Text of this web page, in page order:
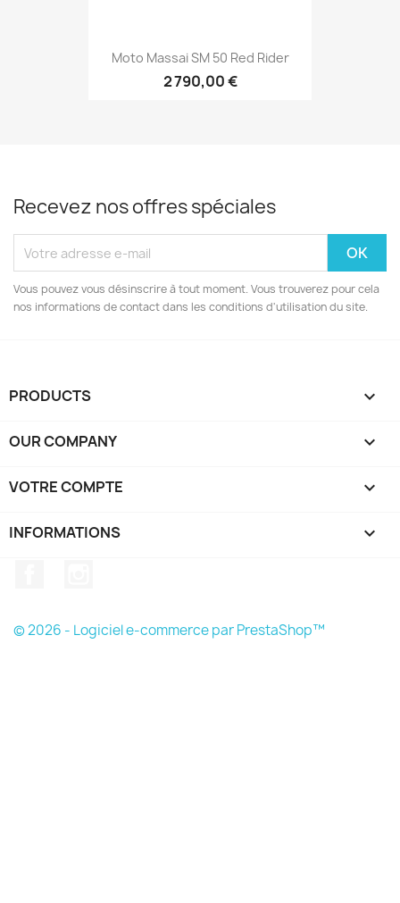
Moto Massai SM 50 Red Rider
2 790,00 €
Recevez nos offres spéciales
Vous pouvez vous désinscrire à tout moment. Vous trouverez pour cela
nos informations de contact dans les conditions d'utilisation du site.
PRODUCTS 
OUR COMPANY 
VOTRE COMPTE 
INFORMATIONS keyboard_arrow_down
© 2026 - Logiciel e-commerce par PrestaShop™